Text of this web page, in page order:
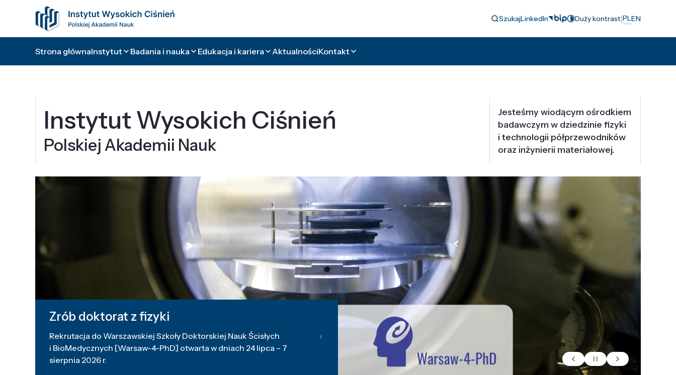
SzukajLinkedIn Duży kontrast|PLEN
Strona głównaInstytut Badania i nauka Edukacja i kariera AktualnościKontakt
Instytut Wysokich Ciśnień
Polskiej Akademii Nauk
Jesteśmy wiodącym ośrodkiem
badawczym w dziedzinie fizyki
i technologii półprzewodników
oraz inżynierii materiałowej.
Zrób doktorat z fizyki
Rekrutacja do Warszawskiej Szkoły Doktorskiej Nauk Ścisłych
i BioMedycznych [Warsaw-4-PhD] otwarta w dniach 24 lipca – 7
sierpnia 2026 r.